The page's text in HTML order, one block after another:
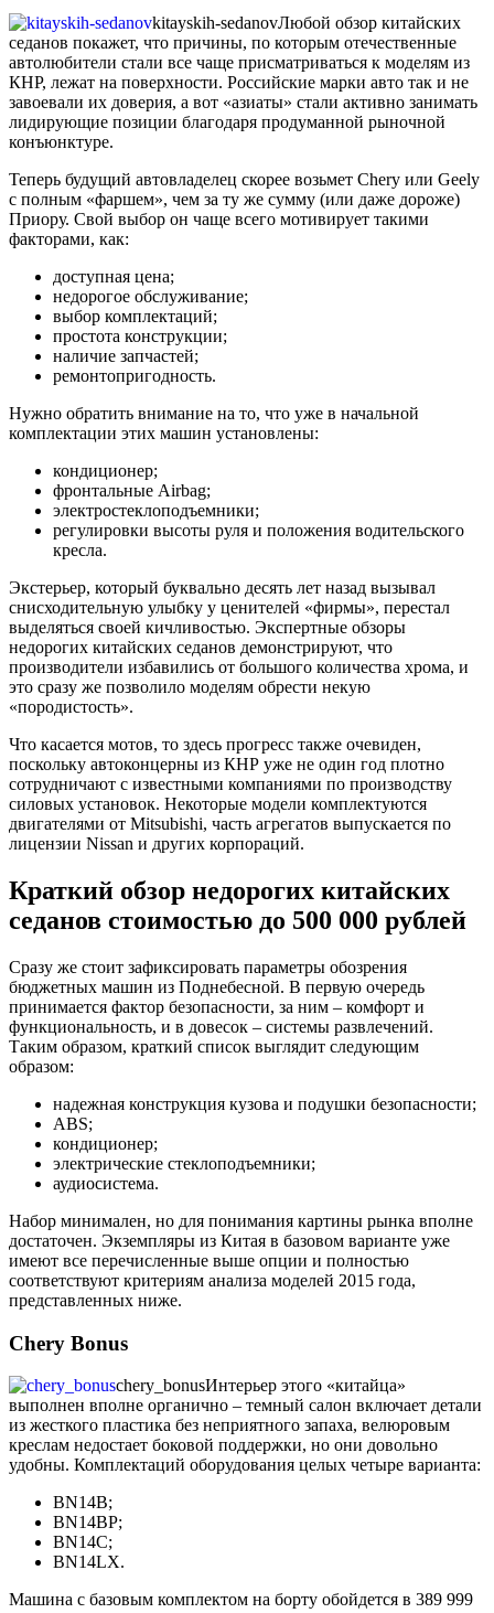
kitayskih-sedanovЛюбой обзор китайских
седанов покажет, что причины, по которым отечественные
автолюбители стали все чаще присматриваться к моделям из
КНР, лежат на поверхности. Российские марки авто так и не
завоевали их доверия, а вот «азиаты» стали активно занимать
лидирующие позиции благодаря продуманной рыночной
конъюнктуре.
Теперь будущий автовладелец скорее возьмет Chery или Geely
с полным «фаршем», чем за ту же сумму (или даже дороже)
Приору. Свой выбор он чаще всего мотивирует такими
факторами, как:
доступная цена;
недорогое обслуживание;
выбор комплектаций;
простота конструкции;
наличие запчастей;
ремонтопригодность.
Нужно обратить внимание на то, что уже в начальной
комплектации этих машин установлены:
кондиционер;
фронтальные Airbag;
электростеклоподъемники;
регулировки высоты руля и положения водительского
кресла.
Экстерьер, который буквально десять лет назад вызывал
снисходительную улыбку у ценителей «фирмы», перестал
выделяться своей кичливостью. Экспертные обзоры
недорогих китайских седанов демонстрируют, что
производители избавились от большого количества хрома, и
это сразу же позволило моделям обрести некую
«породистость».
Что касается мотов, то здесь прогресс также очевиден,
поскольку автоконцерны из КНР уже не один год плотно
сотрудничают с известными компаниями по производству
силовых установок. Некоторые модели комплектуются
двигателями от Mitsubishi, часть агрегатов выпускается по
лицензии Nissan и других корпораций.
Краткий обзор недорогих китайских
седанов стоимостью до 500 000 рублей
Сразу же стоит зафиксировать параметры обозрения
бюджетных машин из Поднебесной. В первую очередь
принимается фактор безопасности, за ним – комфорт и
функциональность, и в довесок – системы развлечений.
Таким образом, краткий список выглядит следующим
образом:
надежная конструкция кузова и подушки безопасности;
ABS;
кондиционер;
электрические стеклоподъемники;
аудиосистема.
Набор минимален, но для понимания картины рынка вполне
достаточен. Экземпляры из Китая в базовом варианте уже
имеют все перечисленные выше опции и полностью
соответствуют критериям анализа моделей 2015 года,
представленных ниже.
Chery Bonus
chery_bonusИнтерьер этого «китайца»
выполнен вполне органично – темный салон включает детали
из жесткого пластика без неприятного запаха, велюровым
креслам недостает боковой поддержки, но они довольно
удобны. Комплектаций оборудования целых четыре варианта:
BN14B;
BN14BP;
BN14C;
BN14LX.
Машина с базовым комплектом на борту обойдется в 389 999